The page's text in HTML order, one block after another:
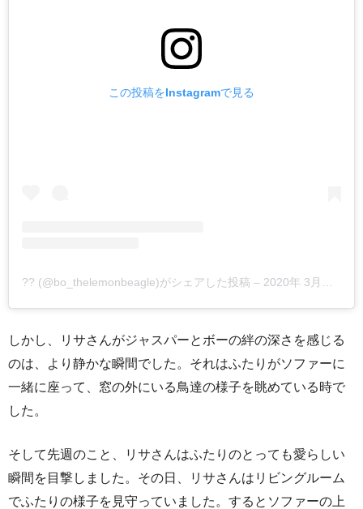
この投稿をInstagramで見る
?? (@bo_thelemonbeagle)がシェアした投稿 – 2020年 3月月5日午前6時56分PST
しかし、リサさんがジャスパーとボーの絆の深さを感じる
のは、より静かな瞬間でした。それはふたりがソファーに
一緒に座って、窓の外にいる鳥達の様子を眺めている時で
した。
そして先週のこと、リサさんはふたりのとっても愛らしい
瞬間を目撃しました。その日、リサさんはリビングルーム
でふたりの様子を見守っていました。するとソファーの上